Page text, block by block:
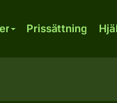
Prissättning